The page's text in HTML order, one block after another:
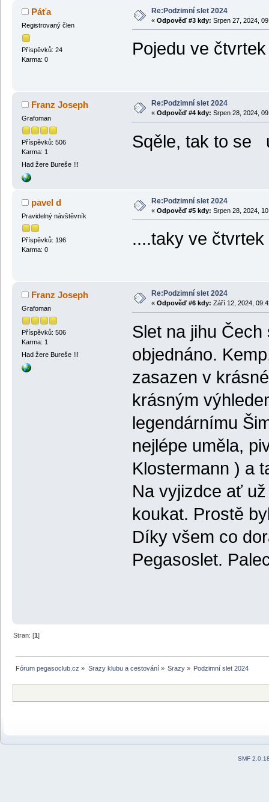
Páťa
Registrovaný člen
Příspěvků: 24
Karma: 0
Re:Podzimní slet 2024
« Odpověď #3 kdy: Srpen 27, 2024,
Pojedu ve
Franz Joseph
Grafoman
Příspěvků: 506
Karma: 1
Had žere Bureše !!!
Re:Podzimní slet 2024
« Odpověď #4 kdy: Srpen 28, 2024,
Sqěle, tak to
pavel d
Pravidelný návštěvník
Příspěvků: 196
Karma: 0
Re:Podzimní slet 2024
« Odpověď #5 kdy: Srpen 28, 2024,
....taky ve
Franz Joseph
Grafoman
Příspěvků: 506
Karma: 1
Had žere Bureše !!!
Re:Podzimní slet 2024
« Odpověď #6 kdy: Září 12, 2024,
Slet na jihu
objednáno.
zasazen v
krásným
legendárnímu
nejlépe uměla,
Klostermann ) a
Na vyjizdce ať
koukat. Prostě
Díky všem co
Pegasoslet.
Stran: [1]
Fórum pegasoclub.cz » Srazy klubu a cestování» Srazy» Podzimní slet 2024
SMF